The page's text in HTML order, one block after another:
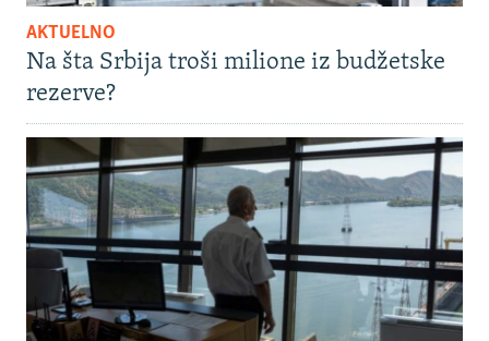
AKTUELNO
Na šta Srbija troši milione iz budžetske
rezerve?